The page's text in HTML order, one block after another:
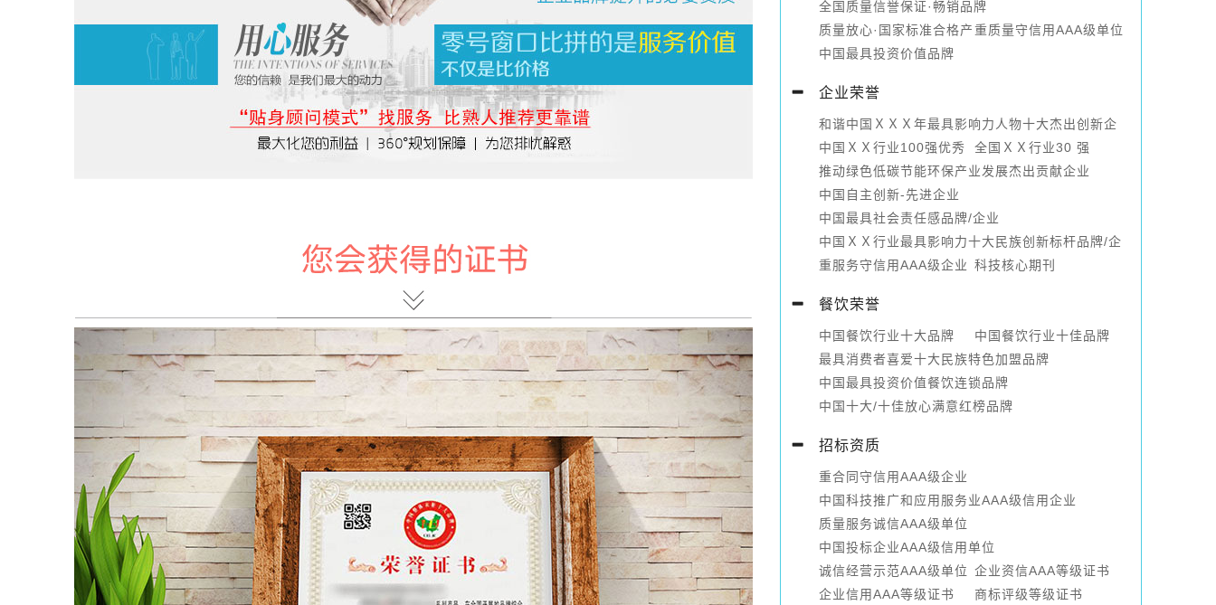
全国质量信誉保证·畅销品牌
质量放心·国家标准合格产
品
重质量守信用AAA级单位
中国最具投资价值品牌
企业荣誉
和谐中国ＸＸＸ年最具影响力人物十大杰出创新企
业家
中国ＸＸ行业100强优秀
企业
全国ＸＸ行业30 强
推动绿色低碳节能环保产业发展杰出贡献企业
中国自主创新-先进企业
中国最具社会责任感品牌/企业
中国ＸＸ行业最具影响力十大民族创新标杆品牌/企
业
重服务守信用AAA级企业 科技核心期刊
餐饮荣誉
中国餐饮行业十大品牌
中国餐饮行业十佳品牌
最具消费者喜爱十大民族特色加盟品牌
中国最具投资价值餐饮连锁品牌
中国十大/十佳放心满意红榜品牌
招标资质
重合同守信用AAA级企业
中国科技推广和应用服务业AAA级信用企业
质量服务诚信AAA级单位
中国投标企业AAA级信用单位
诚信经营示范AAA级单位 企业资信AAA等级证书
企业信用AAA等级证书
商标评级等级证书